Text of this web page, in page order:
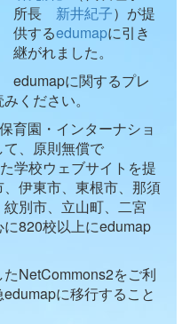
所長 新井紀子）が提
供するedumapに引き
継がれました。
edumapに関するプレ
ください。
育園・インターナショ
、原則無償で
学校ウェブサイトを提
伊東市、東根市、那須
別市、立山町、二宮
820校以上にedumap
NetCommons2をご利
に移行すること